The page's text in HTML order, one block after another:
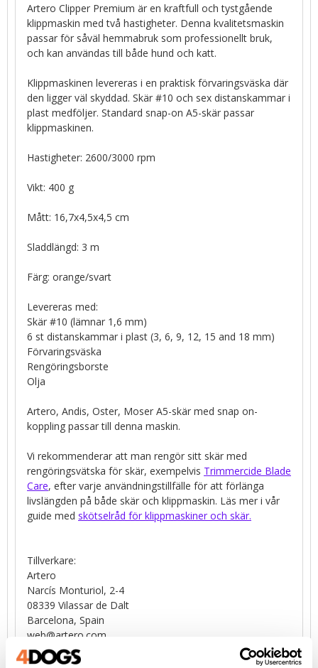
Artero Clipper Premium är en kraftfull och tystgående
klippmaskin med två hastigheter. Denna kvalitetsmaskin
passar för såväl hemmabruk som professionellt bruk,
och kan användas till både hund och katt.
Klippmaskinen levereras i en praktisk förvaringsväska där
den ligger väl skyddad. Skär #10 och sex distanskammar i
plast medföljer. Standard snap-on A5-skär passar
klippmaskinen.
Hastigheter: 2600/3000 rpm
Vikt: 400 g
Mått: 16,7x4,5x4,5 cm
Sladdlängd: 3 m
Färg: orange/svart
Levereras med:
Skär #10 (lämnar 1,6 mm)
6 st distanskammar i plast (3, 6, 9, 12, 15 and 18 mm)
Förvaringsväska
Rengöringsborste
Olja
Artero, Andis, Oster, Moser A5-skär med snap on-
koppling passar till denna maskin.
Vi rekommenderar att man rengör sitt skär med
rengöringsvätska för skär, exempelvis Trimmercide Blade
Care, efter varje användningstillfälle för att förlänga
livslängden på både skär och klippmaskin. Läs mer i vår
guide med skötselråd för klippmaskiner och skär.
Tillverkare:
Artero
Narcís Monturiol, 2-4
08339 Vilassar de Dalt
Barcelona, Spain
web@artero.com